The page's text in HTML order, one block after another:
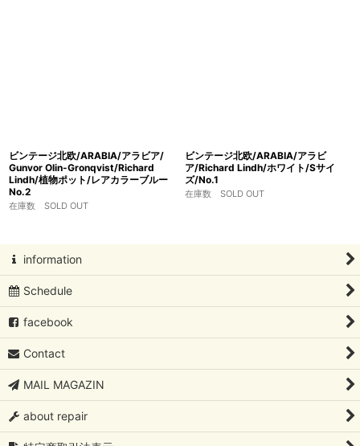
ビンテージ北欧/ARABIA/アラビア/
Gunvor Olin-Gronqvist/Richard
Lindh/植物ポット/レアカラーブルー
No.2
在庫数 SOLD OUT
ビンテージ北欧/ARABIA/アラビ
ア/Richard Lindh/ホワイト/Sサイ
ズ/No.1
在庫数 SOLD OUT
information
Schedule
facebook
Contact
MAIL MAGAZIN
about repair